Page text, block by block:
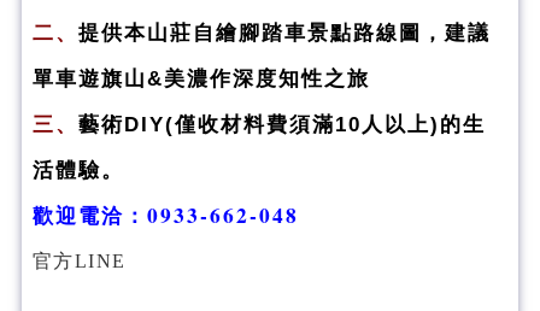
二、 提供本山莊自繪腳踏車景點路線圖，建議
單車遊旗山&美濃作深度知性之旅
三、 藝術DIY(僅收材料費須滿10人以上)的生
活體驗。
歡迎電洽 ： 0933-662-048
官方LINE